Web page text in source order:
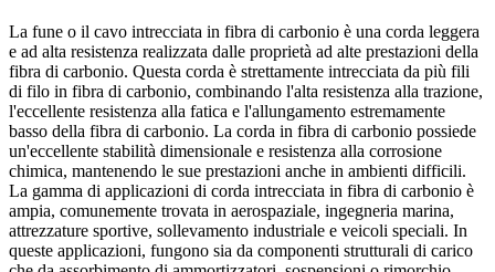
La fune o il cavo intrecciata in fibra di carbonio è una corda leggera
e ad alta resistenza realizzata dalle proprietà ad alte prestazioni della
fibra di carbonio. Questa corda è strettamente intrecciata da più fili
di filo in fibra di carbonio, combinando l'alta resistenza alla trazione,
l'eccellente resistenza alla fatica e l'allungamento estremamente
basso della fibra di carbonio. La corda in fibra di carbonio possiede
un'eccellente stabilità dimensionale e resistenza alla corrosione
chimica, mantenendo le sue prestazioni anche in ambienti difficili.
La gamma di applicazioni di corda intrecciata in fibra di carbonio è
ampia, comunemente trovata in aerospaziale, ingegneria marina,
attrezzature sportive, sollevamento industriale e veicoli speciali. In
queste applicazioni, fungono sia da componenti strutturali di carico